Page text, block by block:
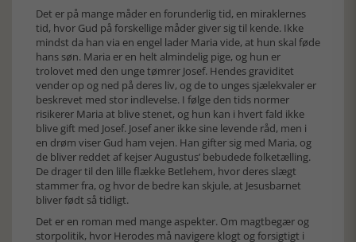
Det er på mange måder en forunderlig tid, en miraklernes
tid, hvor Gud på forskellige måder giver sig til kende. Ikke
mindst da han via en engel lader Maria vide, at hun skal føde
hans søn. Maria er en helt almindelig pige, og hun er
trolovet med den unge tømrer Josef. Hendes graviditet
vender op og ned på deres liv, og de to unges sjælekvaler er
beskrevet med stor indlevelse. I følge den tids normer
risikerer Maria at blive stenet, og hun kan i hvert fald ikke
blive gift med Josef. Josef aner ikke sine levende råd, men i
en drøm viser Gud ham vejen. Han gifter sig med Maria, og
de bliver reddet af kejser Augustus’ bebudede folketælling.
De drager til den lille flække Betlehem, hvor deres slægt
stammer fra, og hvor de bedre kan skjule, at Jesusbarnet
bliver født så tidligt.
Det er en roman med mange aspekter. Om magtbegær og
storpolitik, hvor Herodes må navigere klogt og forsigtigt i